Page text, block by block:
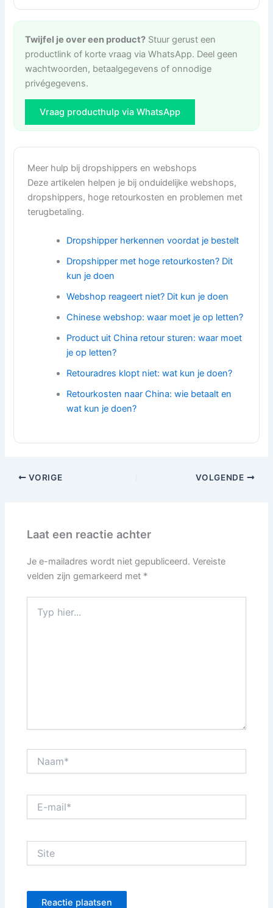
Twijfel je over een product? Stuur gerust een
productlink of korte vraag via WhatsApp. Deel geen
wachtwoorden, betaalgegevens of onnodige
privégegevens.
Vraag producthulp via WhatsApp
Meer hulp bij dropshippers en webshops
Deze artikelen helpen je bij onduidelijke webshops,
dropshippers, hoge retourkosten en problemen met
terugbetaling.
Dropshipper herkennen voordat je bestelt
Dropshipper met hoge retourkosten? Dit
kun je doen
Webshop reageert niet? Dit kun je doen
Chinese webshop: waar moet je op letten?
Product uit China retour sturen: waar moet
je op letten?
Retouradres klopt niet: wat kun je doen?
Retourkosten naar China: wie betaalt en
wat kun je doen?
VORIGE VOLGENDE
Laat een reactie achter
Je e-mailadres wordt niet gepubliceerd. Vereiste
velden zijn gemarkeerd met *
hier...
mail*